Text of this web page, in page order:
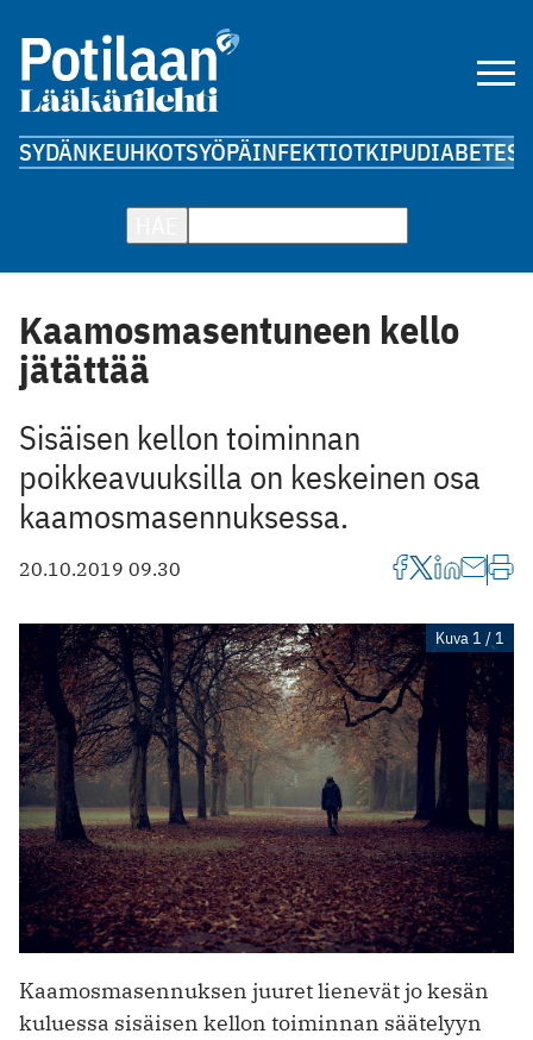
SYDÄNKEUHKOTSYÖPÄINFEKTIOTKIPUDIABETES
Kaamosmasentuneen kello
jätättää
Sisäisen kellon toiminnan
poikkeavuuksilla on keskeinen osa
kaamosmasennuksessa.
20.10.2019 09.30
Kuva 1 / 1
Kaamosmasennuksen juuret lienevät jo kesän
kuluessa sisäisen kellon toiminnan säätelyyn